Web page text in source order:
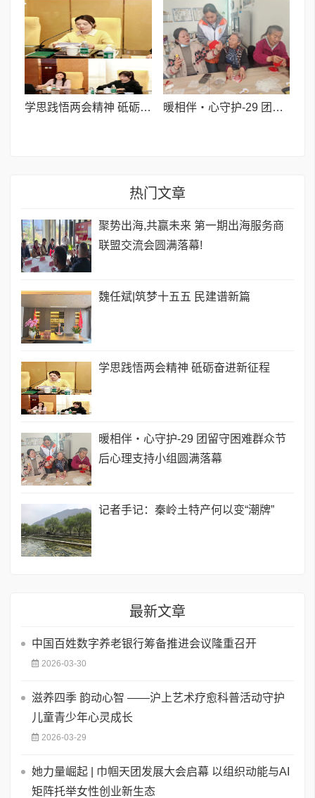
学思践悟两会精神 砥砺奋进新征程 暖相伴・心守护-29 团留守困难群众节后心理支持小组圆满落幕
热门文章
聚势出海,共赢未来 第一期出海服务商
联盟交流会圆满落幕!
​魏任斌|筑梦十五五 民建谱新篇
学思践悟两会精神 砥砺奋进新征程
暖相伴・心守护-29 团留守困难群众节
后心理支持小组圆满落幕
记者手记：秦岭土特产何以变“潮牌”
最新文章
​中国百姓数字养老银行筹备推进会议隆重召开
2026-03-30
滋养四季 韵动心智 ——沪上艺术疗愈科普活动守护
儿童青少年心灵成长
2026-03-29
她力量崛起 | 巾帼天团发展大会启幕 以组织动能与AI
矩阵托举女性创业新生态